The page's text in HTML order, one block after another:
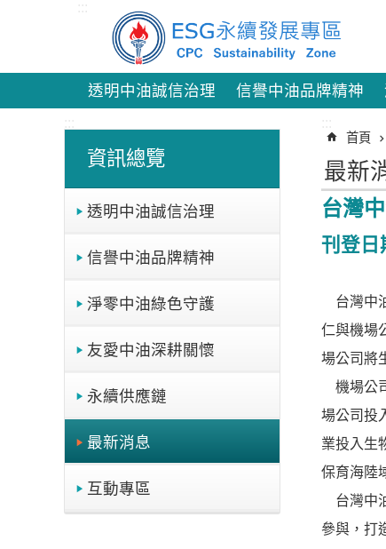
跳到主要內容區塊
透明中油誠信治理 信譽中油品牌精神
資訊總覽
透明中油誠信治理
信譽中油品牌精神
淨零中油綠色守護
友愛中油深耕關懷
永續供應鏈
最新消息
互動專區
首頁
最新
台灣
刊登日
台灣中
仁與機場
場公司將
機場公
場公司投
業投入生
保育海陸
台灣中
參與，打